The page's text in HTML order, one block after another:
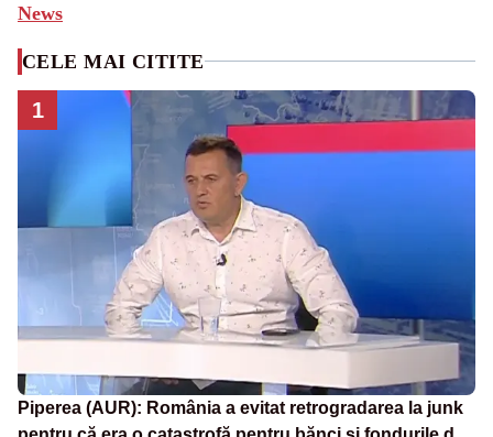
News
CELE MAI CITITE
1
Piperea (AUR): România a evitat retrogradarea la junk